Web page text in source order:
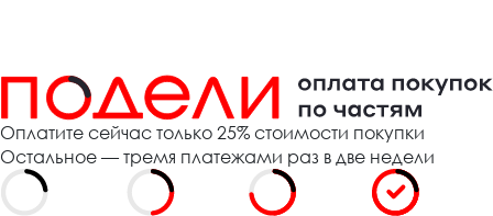
Оплатите сейчас только 25% стоимости покупки
Остальное — тремя платежами раз в две недели